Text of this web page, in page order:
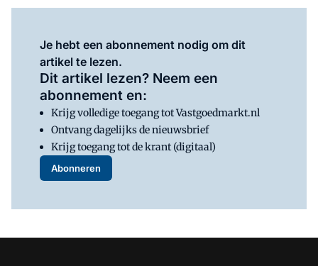
Je hebt een abonnement nodig om dit
artikel te lezen.
Dit artikel lezen? Neem een
abonnement en:
Krijg volledige toegang tot Vastgoedmarkt.nl
Ontvang dagelijks de nieuwsbrief
Krijg toegang tot de krant (digitaal)
Abonneren